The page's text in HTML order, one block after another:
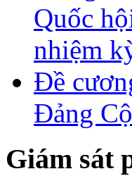
Quốc
nhiệm
Đề
Đảng
Giám sát